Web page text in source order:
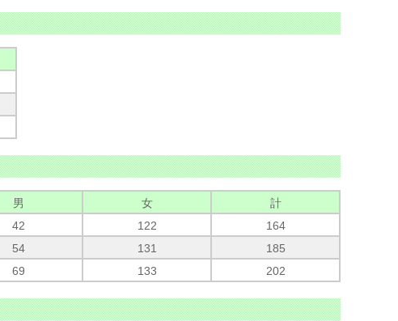
男 女
計
42 122
164
54 131
185
69 133 202